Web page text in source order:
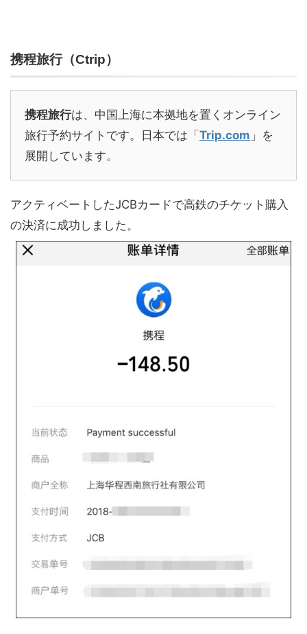
携程旅行（Ctrip）
携程旅行は、中国上海に本拠地を置くオンライン
旅行予約サイトです。日本では「 Trip.com 」を
展開しています。
アクティベートしたJCBカードで高鉄のチケット購入
の決済に成功しました。